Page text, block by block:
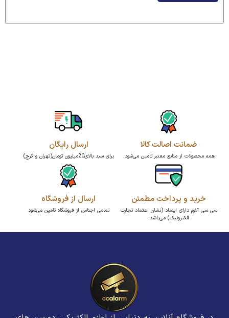
ضمانت اصالت کالا
همه محصولات از منابع معتبر تامین می‌شود.
ارسال رایگان
برای سبد بالای20میلیون تومان(تهران و کرج)
خرید و پرداخت مطمئن
سی سی آلارم دارای اینماد (نشان اعتماد تجارت
الکترونیک) می‌باشد.
ارسال از فروشگاه
تمامی اجناس از فروشگاه تامین می‌شود